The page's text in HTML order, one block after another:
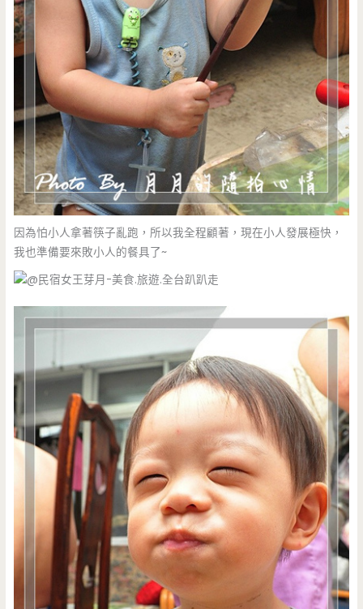
因為怕小人拿著筷子亂跑，所以我全程顧著，現在小人發展極快，
我也準備要來敗小人的餐具了~